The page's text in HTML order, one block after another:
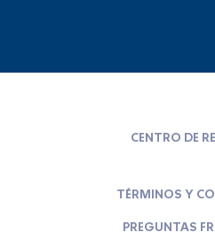
CENTRO DE
TÉRMINOS Y
PREGUNTAS